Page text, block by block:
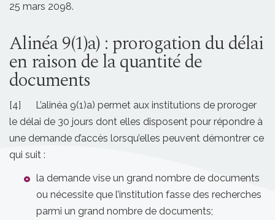
25 mars 2098.
Alinéa 9(1)a) : prorogation du délai
en raison de la quantité de
documents
[4] L’alinéa 9(1)a) permet aux institutions de proroger
le délai de 30 jours dont elles disposent pour répondre à
une demande d’accès lorsqu’elles peuvent démontrer ce
qui suit :
la demande vise un grand nombre de documents
ou nécessite que l’institution fasse des recherches
parmi un grand nombre de documents;